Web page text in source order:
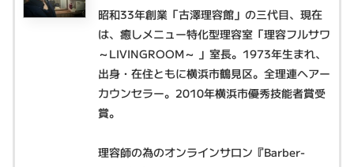
昭和33年創業「古澤理容館」の三代目、現在
は、癒しメニュー特化型理容室「理容フルサワ
～LIVINGROOM～ 」室長。1973年生まれ、
出身・在住ともに横浜市鶴見区。全理連ヘアー
カウンセラー。2010年横浜市優秀技能者賞受
賞。
理容師の為のオンラインサロン『Barber-